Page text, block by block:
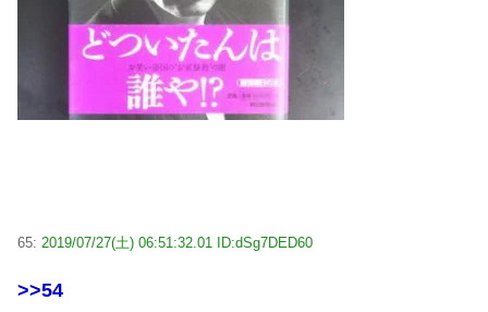
65: 2019/07/27(土) 06:51:32.01 ID:dSg7DED60
>>54